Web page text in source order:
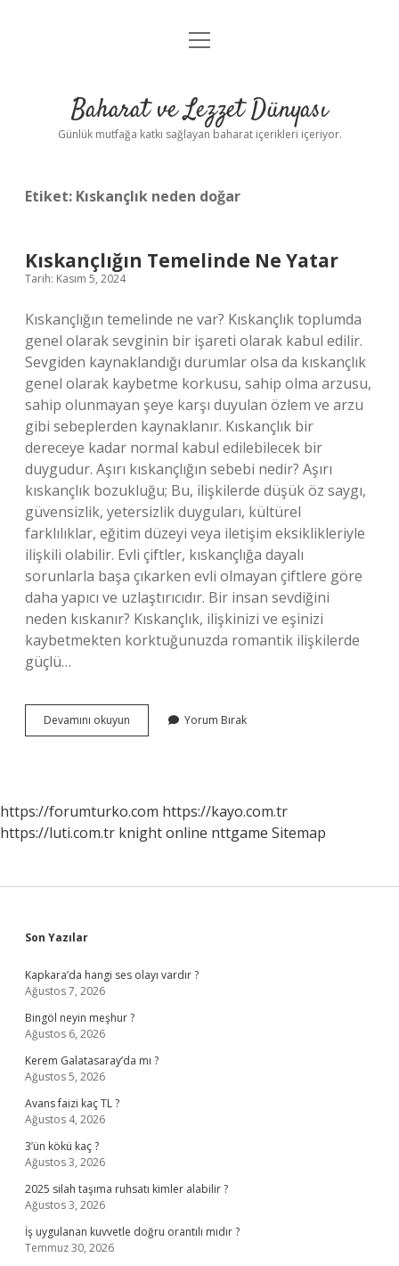
Anasayfa
Yasal Uyarı
menüyü
Baharat ve Lezzet Dünyası
Günlük mutfağa katkı sağlayan baharat içerikleri içeriyor.
Etiket: Kıskançlık neden doğar
Kıskançlığın Temelinde Ne Yatar
Tarih: Kasım 5, 2024
Kıskançlığın temelinde ne var? Kıskançlık toplumda
genel olarak sevginin bir işareti olarak kabul edilir.
Sevgiden kaynaklandığı durumlar olsa da kıskançlık
genel olarak kaybetme korkusu, sahip olma arzusu,
sahip olunmayan şeye karşı duyulan özlem ve arzu
gibi sebeplerden kaynaklanır. Kıskançlık bir
dereceye kadar normal kabul edilebilecek bir
duygudur. Aşırı kıskançlığın sebebi nedir? Aşırı
kıskançlık bozukluğu; Bu, ilişkilerde düşük öz saygı,
güvensizlik, yetersizlik duyguları, kültürel
farklılıklar, eğitim düzeyi veya iletişim eksiklikleriyle
ilişkili olabilir. Evli çiftler, kıskançlığa dayalı
sorunlarla başa çıkarken evli olmayan çiftlere göre
daha yapıcı ve uzlaştırıcıdır. Bir insan sevdiğini
neden kıskanır? Kıskançlık, ilişkinizi ve eşinizi
kaybetmekten korktuğunuzda romantik ilişkilerde
güçlü…
Devamını okuyun Kıskançlığın
Temelinde
Yorum Bırak
https://forumturko.com https://kayo.com.tr
https://luti.com.tr knight online nttgame Sitemap
Sidebar
Son Yazılar
Kapkara’da hangi ses olayı vardır ?
Ağustos 7, 2026
Bingöl neyin meşhur ?
Ağustos 6, 2026
Kerem Galatasaray’da mı ?
Ağustos 5, 2026
Avans faizi kaç TL ?
Ağustos 4, 2026
3’ün kökü kaç ?
Ağustos 3, 2026
2025 silah taşıma ruhsatı kimler alabilir ?
Ağustos 3, 2026
İş uygulanan kuvvetle doğru orantılı mıdır ?
Temmuz 30, 2026